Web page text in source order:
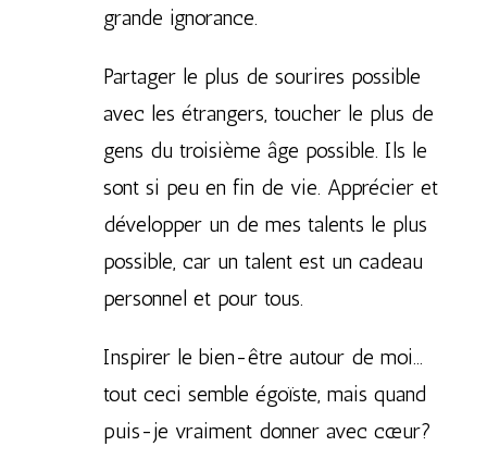
grande ignorance.
Partager le plus de sourires possible
avec les étrangers, toucher le plus de
gens du troisième âge possible. Ils le
sont si peu en fin de vie. Apprécier et
développer un de mes talents le plus
possible, car un talent est un cadeau
personnel et pour tous.
Inspirer le bien-être autour de moi…
tout ceci semble égoïste, mais quand
puis-je vraiment donner avec cœur?